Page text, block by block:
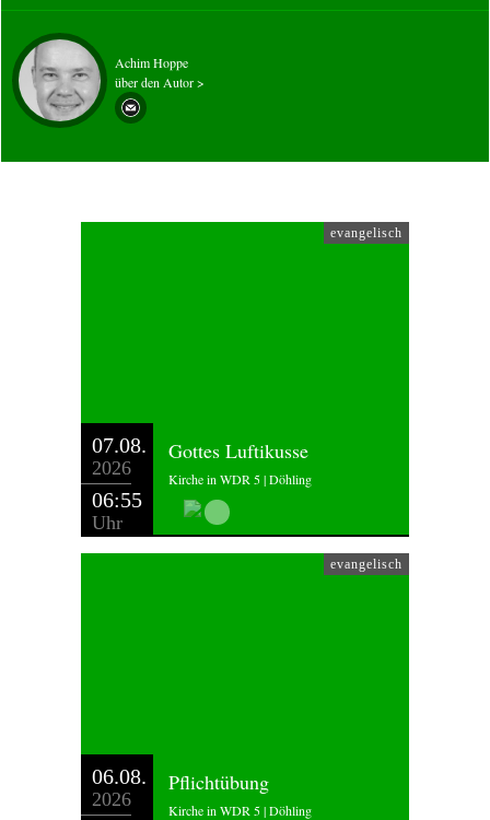
Achim Hoppe
über den Autor >
evangelisch
07.08.
2026
06:55
Uhr
Gottes Luftikusse
Kirche in WDR 5 | Döhling
evangelisch
06.08.
2026
Pflichtübung
Kirche in WDR 5 | Döhling